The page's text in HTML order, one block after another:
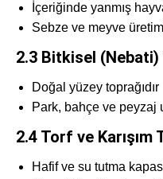
İçeriğinde yanmış
Sebze ve meyve
2.3 Bitkisel (Nebati)
Doğal yüzey toprağıdır
Park, bahçe ve peyzaj
2.4 Torf ve Karışım
Hafif ve su tutma